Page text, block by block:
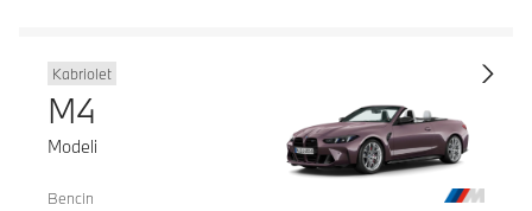
Kabriolet
M4
Modeli
Bencin